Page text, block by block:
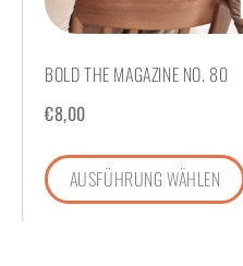
BOLD THE MAGAZINE NO. 80
€8,00
AUSFÜHRUNG WÄHLEN